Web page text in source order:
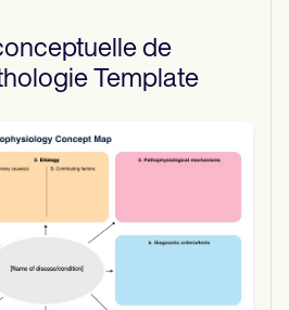
de
Template
Template
Download